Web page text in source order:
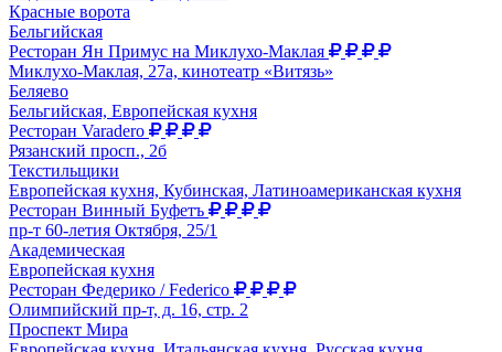
Красные ворота
Бельгийская
Ресторан Ян Примус на Миклухо-Маклая
Миклухо-Маклая, 27а, кинотеатр «Витязь»
Беляево
Бельгийская, Европейская кухня
Ресторан Varadero
Рязанский просп., 2б
Текстильщики
Европейская кухня, Кубинская, Латиноамериканская кухня
Ресторан Винный Буфетъ
пр-т 60-летия Октября, 25/1
Академическая
Европейская кухня
Ресторан Федерико / Federico
Олимпийский пр-т, д. 16, стр. 2
Проспект Мира